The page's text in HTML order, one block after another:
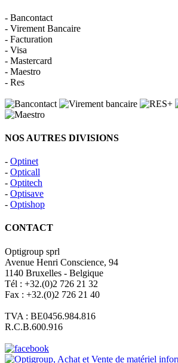
- Bancontact
- Virement Bancaire
- Facturation
- Visa
- Mastercard
- Maestro
- Res
NOS AUTRES DIVISIONS
- Optinet
- Opticall
- Optitech
- Optisave
- Optishop
CONTACT
Optigroup sprl
Avenue Henri Conscience, 94
1140 Bruxelles - Belgique
Tél : +32.(0)2 726 21 32
Fax : +32.(0)2 726 21 40
TVA : BE0456.984.816
R.C.B.600.916